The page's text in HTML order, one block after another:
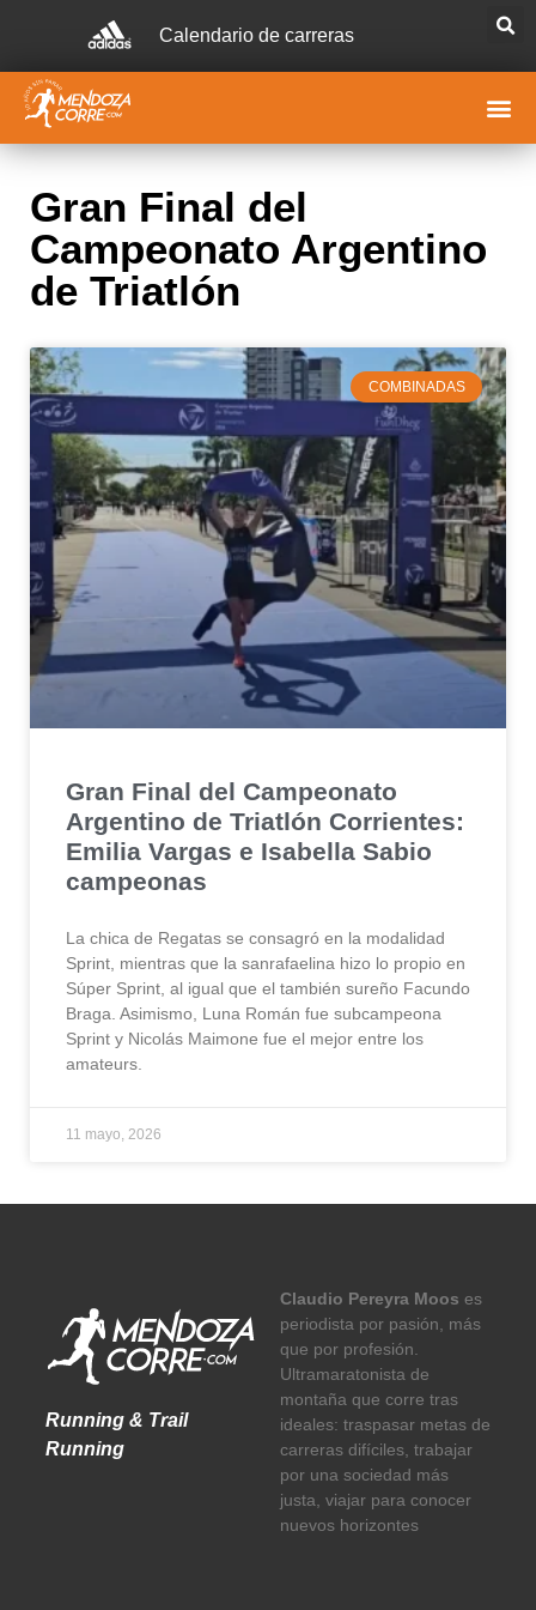
Calendario de carreras
Gran Final del
Campeonato Argentino
de Triatlón
COMBINADAS
Gran Final del Campeonato
Argentino de Triatlón Corrientes:
Emilia Vargas e Isabella Sabio
campeonas
La chica de Regatas se consagró en la modalidad
Sprint, mientras que la sanrafaelina hizo lo propio en
Súper Sprint, al igual que el también sureño Facundo
Braga. Asimismo, Luna Román fue subcampeona
Sprint y Nicolás Maimone fue el mejor entre los
amateurs.
11 mayo, 2026
Running & Trail
Running
Claudio Pereyra Moos es
periodista por pasión, más
que por profesión.
Ultramaratonista de
montaña que corre tras
ideales: traspasar metas de
carreras difíciles, trabajar
por una sociedad más
justa, viajar para conocer
nuevos horizontes